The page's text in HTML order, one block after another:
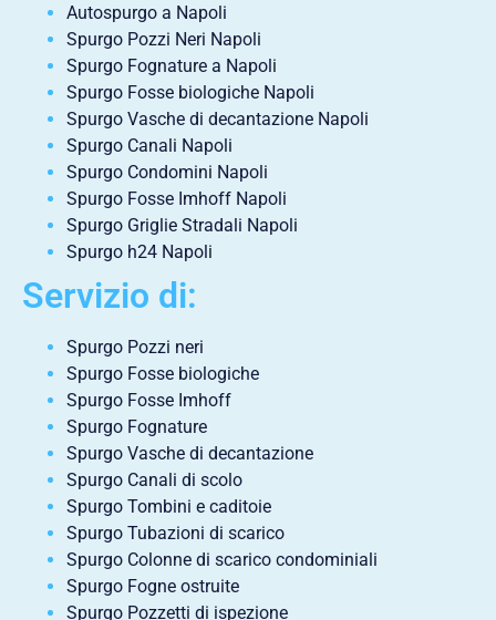
Autospurgo a Napoli
Spurgo Pozzi Neri Napoli
Spurgo Fognature a Napoli
Spurgo Fosse biologiche Napoli
Spurgo Vasche di decantazione Napoli
Spurgo Canali Napoli
Spurgo Condomini Napoli
Spurgo Fosse Imhoff Napoli
Spurgo Griglie Stradali Napoli
Spurgo h24 Napoli
Servizio di:
Spurgo Pozzi neri
Spurgo Fosse biologiche
Spurgo Fosse Imhoff
Spurgo Fognature
Spurgo Vasche di decantazione
Spurgo Canali di scolo
Spurgo Tombini e caditoie
Spurgo Tubazioni di scarico
Spurgo Colonne di scarico condominiali
Spurgo Fogne ostruite
Spurgo Pozzetti di ispezione